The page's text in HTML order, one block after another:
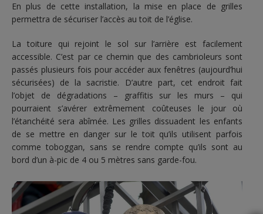
En plus de cette installation, la mise en place de grilles
permettra de sécuriser l’accès au toit de l’église.
La toiture qui rejoint le sol sur l’arrière est facilement
accessible. C’est par ce chemin que des cambrioleurs sont
passés plusieurs fois pour accéder aux fenêtres (aujourd’hui
sécurisées) de la sacristie. D’autre part, cet endroit fait
l’objet de dégradations – graffitis sur les murs – qui
pourraient s’avérer extrêmement coûteuses le jour où
l’étanchéité sera abîmée. Les grilles dissuadent les enfants
de se mettre en danger sur le toit qu’ils utilisent parfois
comme toboggan, sans se rendre compte qu’ils sont au
bord d’un à-pic de 4 ou 5 mètres sans garde-fou.